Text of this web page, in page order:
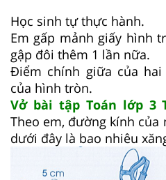
Học sinh tự thực hành.
Em gấp mảnh giấy hình
gập đôi thêm 1 lần nữa.
Điểm chính giữa của
của hình tròn.
Vở bài tập Toán lớp 3
Theo em, đường kính
dưới đây là bao nhiêu